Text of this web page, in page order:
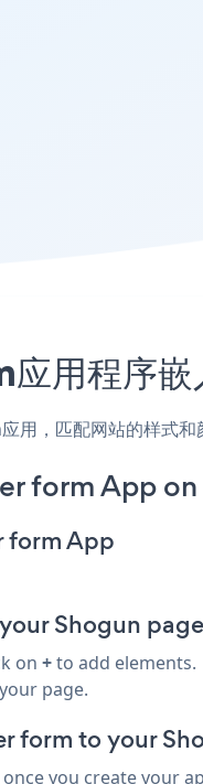
用程序嵌
，匹配网站的样式
form App
form App
Shogun page
on +to add elements.
page.
form to your
you create your